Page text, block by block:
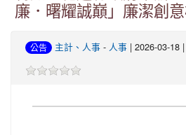
廉．曙耀誠巔」廉潔創
公告 主計、人事 - 人事 | 2026-03-18